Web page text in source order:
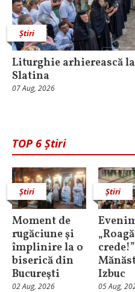
Știri
Liturghie arhierească
Slatina
07 Aug, 2026
TOP 6 Știri
Știri
Moment de
rugăciune şi
împlinire la o
biserică din
Bucureşti
02 Aug, 2026
Știri
Izbuc
05 Aug,